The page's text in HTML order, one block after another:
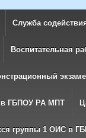
Служба
Воспитательная
в ГБПОУ РА МПТ
группы 1 ОИС в